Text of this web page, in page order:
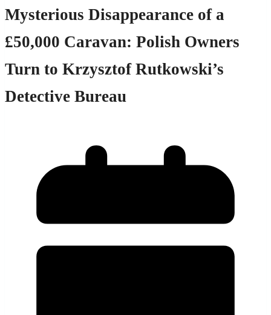
Mysterious Disappearance of a
£50,000 Caravan: Polish Owners
Turn to Krzysztof Rutkowski’s
Detective Bureau